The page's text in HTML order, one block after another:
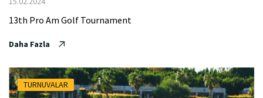
13th Pro Am Golf Tournament
Daha Fazla
TURNUVALAR